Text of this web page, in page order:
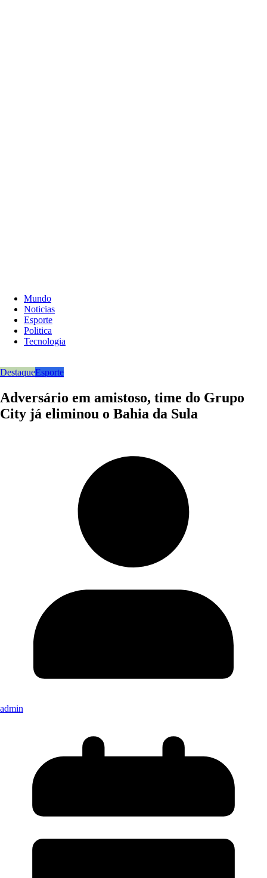
Mundo
Noticias
Esporte
Politica
Tecnologia
DestaqueEsporte
Adversário em amistoso, time do Grupo
City já eliminou o Bahia da Sula
admin